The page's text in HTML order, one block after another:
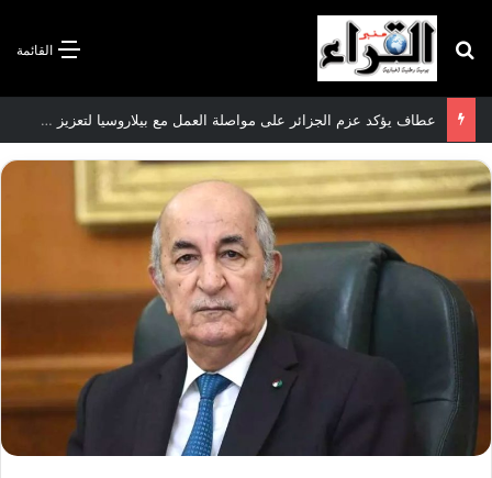
القائمة بحث عن
عطاف يؤكد عزم الجزائر على مواصلة العمل مع بيلاروسيا لتعزيز العلاقات الثنائية